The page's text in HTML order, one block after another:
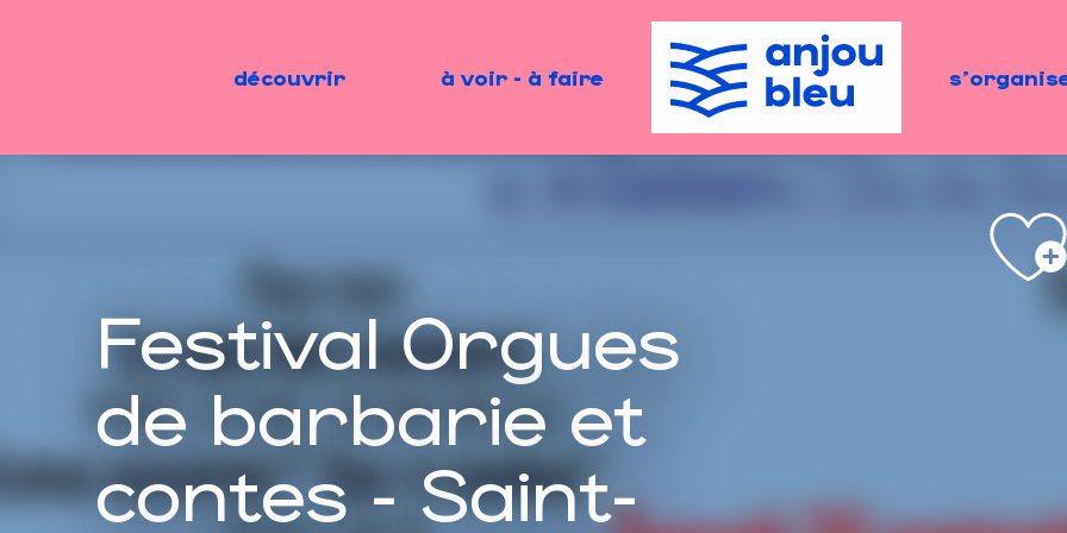
découvrir à voir - à faire
Festival Orgues
de barbarie et
contes - Saint-